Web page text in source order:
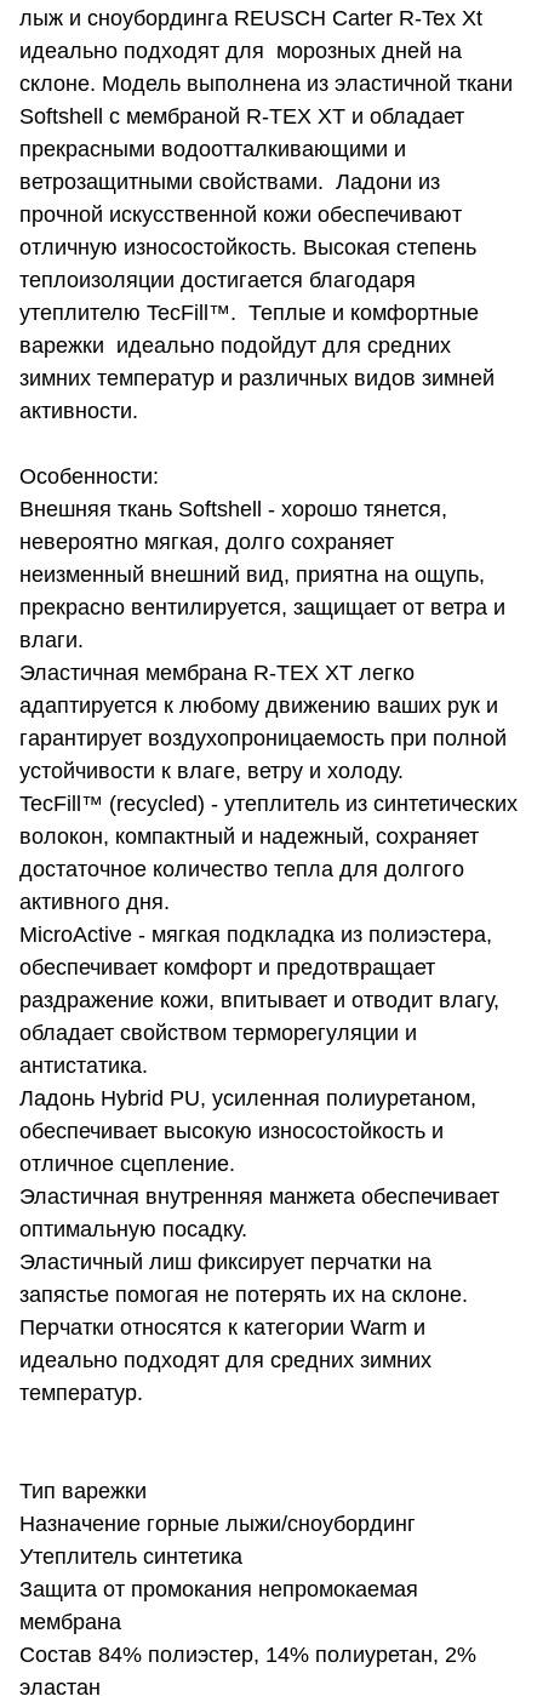
лыж и сноубординга REUSCH Carter R-Tex Xt
идеально подходят для морозных дней на
склоне. Модель выполнена из эластичной ткани
Softshell с мембраной R-TЕX XT и обладает
прекрасными водоотталкивающими и
ветрозащитными свойствами. Ладони из
прочной искусственной кожи обеспечивают
отличную износостойкость. Высокая степень
теплоизоляции достигается благодаря
утеплителю TecFill™. Теплые и комфортные
варежки идеально подойдут для средних
зимних температур и различных видов зимней
активности.
Особенности:
Внешняя ткань Softshell - хорошо тянется,
невероятно мягкая, долго сохраняет
неизменный внешний вид, приятна на ощупь,
прекрасно вентилируется, защищает от ветра и
влаги.
Эластичная мембрана R-TЕX XT легко
адаптируется к любому движению ваших рук и
гарантирует воздухопроницаемость при полной
устойчивости к влаге, ветру и холоду.
TecFill™ (recycled) - утеплитель из синтетических
волокон, компактный и надежный, сохраняет
достаточное количество тепла для долгого
активного дня.
MicroActive - мягкая подкладка из полиэстера,
обеспечивает комфорт и предотвращает
раздражение кожи, впитывает и отводит влагу,
обладает свойством терморегуляции и
антистатика.
Ладонь Hybrid PU, усиленная полиуретаном,
обеспечивает высокую износостойкость и
отличное сцепление.
Эластичная внутренняя манжета обеспечивает
оптимальную посадку.
Эластичный лиш фиксирует перчатки на
запястье помогая не потерять их на склоне.
Перчатки относятся к категории Warm и
идеально подходят для средних зимних
температур.
Тип варежки
Назначение горные лыжи/сноубординг
Утеплитель синтетика
Защита от промокания непромокаемая
мембрана
Состав 84% полиэстер, 14% полиуретан, 2%
эластан